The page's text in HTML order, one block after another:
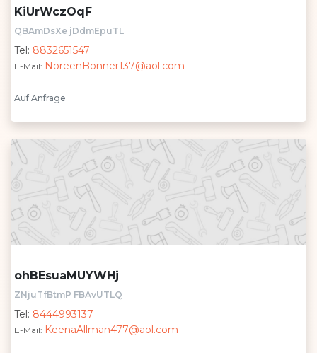
KiUrWczOqF
QBAmDsXe jDdmEpuTL
Tel: 8832651547
E-Mail: NoreenBonner137@aol.com
Auf Anfrage
ohBEsuaMUYWHj
ZNjuTfBtmP FBAvUTLQ
Tel: 8444993137
E-Mail: KeenaAllman477@aol.com